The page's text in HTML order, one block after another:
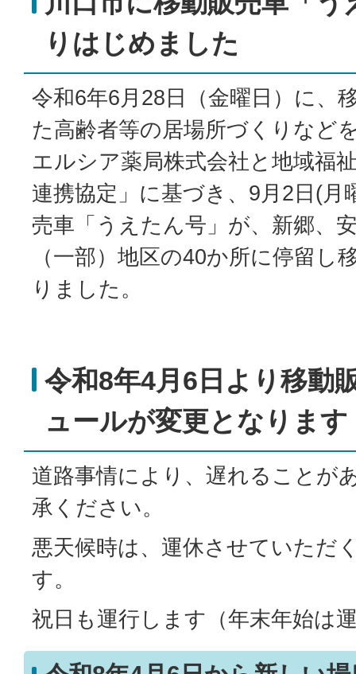
りはじめました
令和6年6月28日（金曜日）に、
た高齢者等の居場所づくりなど
エルシア薬局株式会社と地域福
連携協定」に基づき、9月2日(月
売車「うえたん号」が、新郷、
（一部）地区の40か所に停留し
りました。
令和8年4月6日より移動
ュールが変更となります
道路事情により、遅れることが
承ください。
悪天候時は、運休させていただ
す。
祝日も運行します（年末年始は